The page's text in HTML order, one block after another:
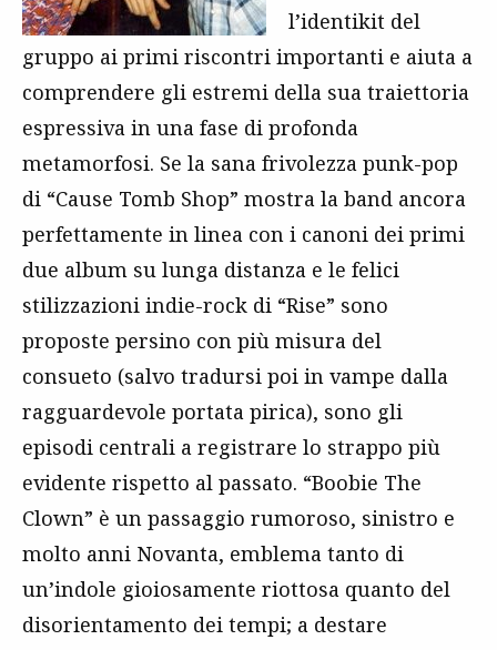
l’identikit del
gruppo ai primi riscontri importanti e aiuta a
comprendere gli estremi della sua traiettoria
espressiva in una fase di profonda
metamorfosi. Se la sana frivolezza punk-pop
di “Cause Tomb Shop” mostra la band ancora
perfettamente in linea con i canoni dei primi
due album su lunga distanza e le felici
stilizzazioni indie-rock di “Rise” sono
proposte persino con più misura del
consueto (salvo tradursi poi in vampe dalla
ragguardevole portata pirica), sono gli
episodi centrali a registrare lo strappo più
evidente rispetto al passato. “Boobie The
Clown” è un passaggio rumoroso, sinistro e
molto anni Novanta, emblema tanto di
un’indole gioiosamente riottosa quanto del
disorientamento dei tempi; a destare